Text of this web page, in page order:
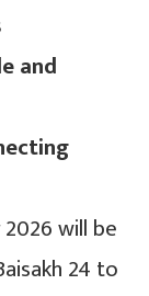
and
will be
24 to